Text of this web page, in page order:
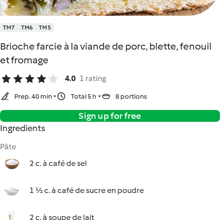
TM7 TM6 TM5
Brioche farcie à la viande de porc, blette, fenouil
et fromage
4.0 1 rating
Prep. 40 min Total 5 h 8 portions
Sign up for free
Ingredients
Pâte
2 c. à café de sel
1 ½ c. à café de sucre en poudre
2 c. à soupe de lait